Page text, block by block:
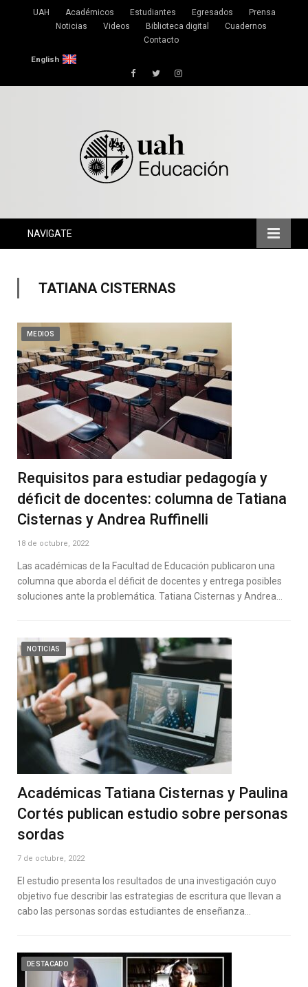
UAH Académicos Estudiantes Egresados
Prensa
Noticias
Videos Biblioteca digital
Cuadernos
Contacto
English
FacebookTwitterInstagram
NAVIGATE
TATIANA CISTERNAS
MEDIOS
Requisitos para estudiar pedagogía y
déficit de docentes: columna de Tatiana
Cisternas y Andrea Ruffinelli
18 de octubre, 2022
Las académicas de la Facultad de Educación publicaron una
columna que aborda el déficit de docentes y entrega posibles
soluciones ante la problemática. Tatiana Cisternas y Andrea…
NOTICIAS
Académicas Tatiana Cisternas y Paulina
Cortés publican estudio sobre personas
sordas
7 de octubre, 2022
El estudio presenta los resultados de una investigación cuyo
objetivo fue describir las estrategias de escritura que llevan a
cabo las personas sordas estudiantes de enseñanza…
DESTACADO